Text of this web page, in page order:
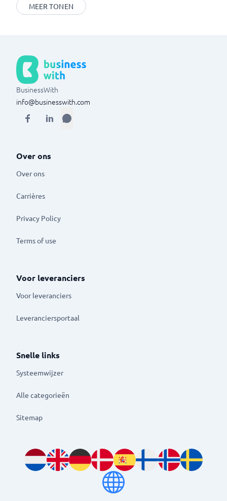
MEER TONEN
BusinessWith
info@businesswith.com
Over ons
Over ons
Carrières
Privacy Policy
Terms of use
Voor leveranciers
Voor leveranciers
Leveranciersportaal
Snelle links
Systeemwijzer
Alle categorieën
Sitemap